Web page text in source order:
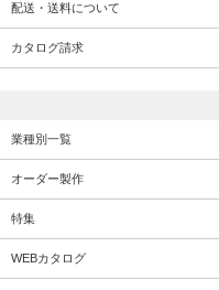
配送・送料について
カタログ請求
業種別一覧
オーダー製作
特集
WEBカタログ